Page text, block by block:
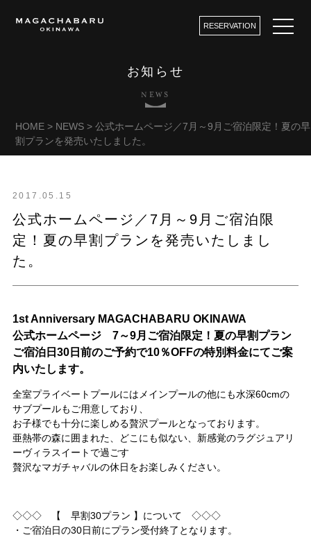
RESERVATION
お知らせ
NEWS
HOME > NEWS >公式ホームページ／7月～9月ご宿泊限定！夏の早
割プランを発売いたしました。
2017.05.15
公式ホームページ／7月～9月ご宿泊限
定！夏の早割プランを発売いたしまし
た。
1st Anniversary MAGACHABARU OKINAWA
公式ホームページ 7～9月ご宿泊限定！夏の早割プラン
ご宿泊日30日前のご予約で10％OFFの特別料金にてご案
内いたします。
全室プライベートプールにはメインプールの他にも水深60cmの
サブプールもご用意しており、
お子様でも十分に楽しめる贅沢プールとなっております。
亜熱帯の森に囲まれた、どこにも似ない、新感覚のラグジュアリ
ーヴィラスイートで過ごす
贅沢なマガチャバルの休日をお楽しみください。
◇◇◇ 【 早割30プラン 】について ◇◇◇
・ご宿泊日の30日前にプラン受付終了となります。